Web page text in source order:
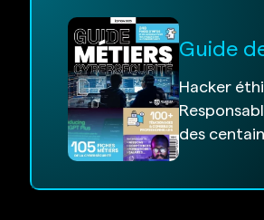
Guide
Hacker
des